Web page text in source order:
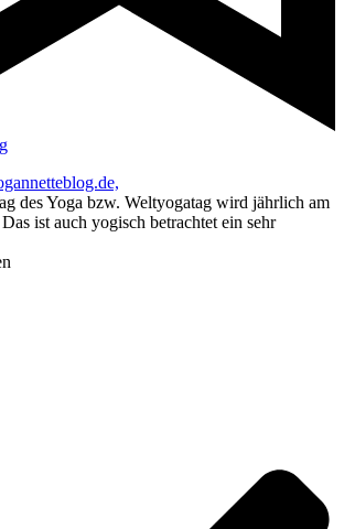
des Yoga bzw. Weltyogatag wird jährlich am
ist auch yogisch betrachtet ein sehr